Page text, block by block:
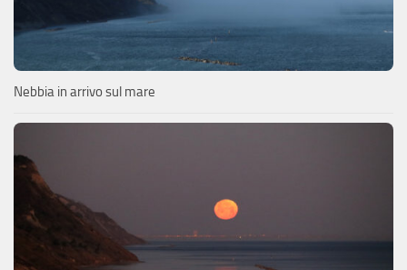
Nebbia in arrivo sul mare